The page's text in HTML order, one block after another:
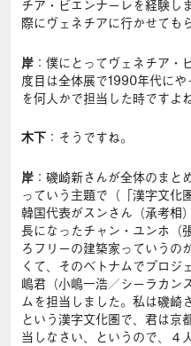
チア・ビエンナーレを経験し
際にヴェネチアに行かせても
岸 ：僕にとってヴェネチア・
度目は全体展で1990年代に
を何人かで担当した時ですよね
木下 ：そうですね。
岸 ：磯崎新さんが全体のまと
っていう主題で（「漢字文化
韓国代表がスンさん（承考相
長になったチャン・ユンホ（
ろフリーの建築家っていうの
くて、そのベトナムでプロジ
嶋君（小嶋一浩／シーラカン
ムを担当しました。私は磯崎
という漢字文化圏で、君は京
当しなさい、というので、４